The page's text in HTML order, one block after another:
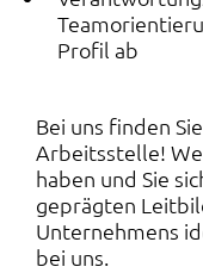
Profil ab
Bei uns finden
Arbeitsstelle!
haben und Sie
geprägten
Unternehmens
bei uns.